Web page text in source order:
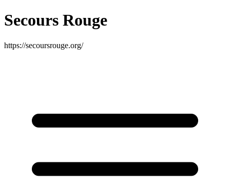
Secours Rouge
https://secoursrouge.org/